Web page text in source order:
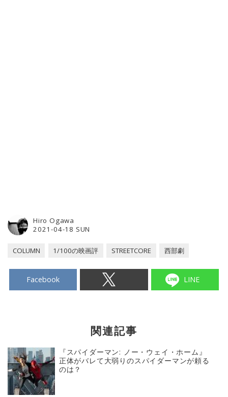
2021-04-18 SUN
Hiro Ogawa
COLUMN 1/100の映画評 STREETCORE 西部劇
Facebook LINE
関連記事
『スパイダーマン: ノー・ウェイ・ホーム』
正体がバレて大弱りのスパイダーマンが頼る
のは？